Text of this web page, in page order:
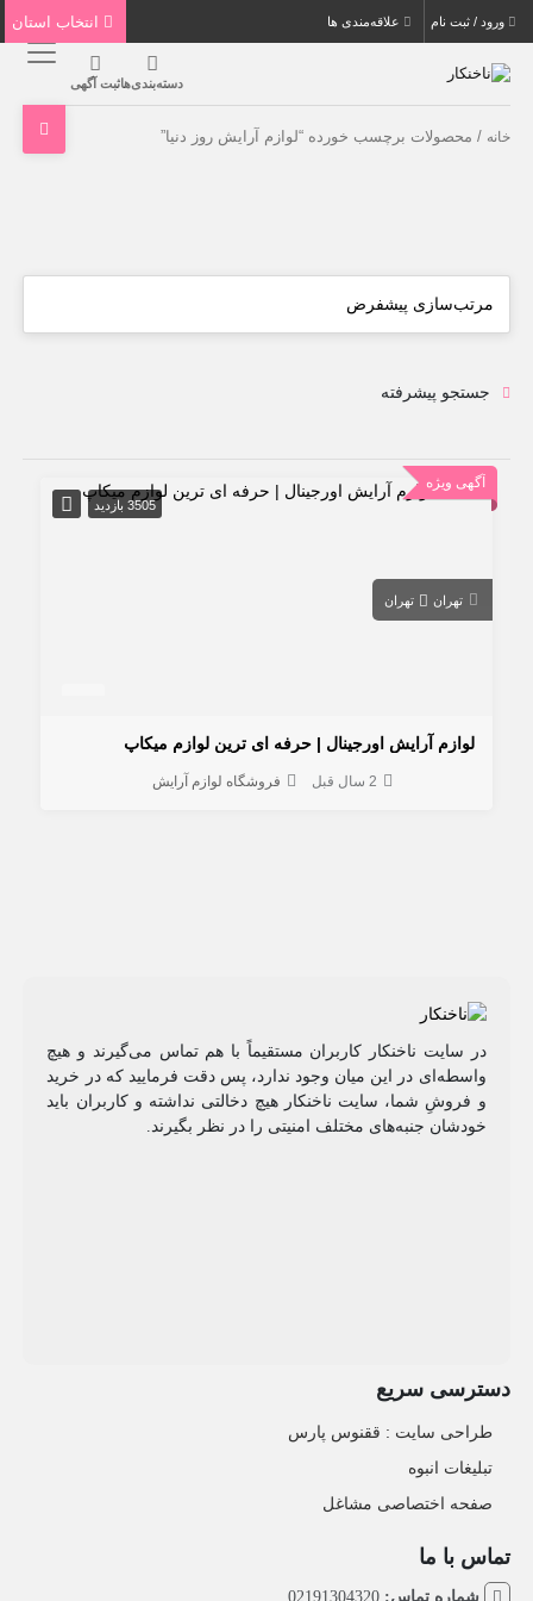
ورود / ثبت نام علاقه‌مندی ها
دسته‌بندی‌هاثبت آگهی
خانه / محصولات برچسب خورده “لوازم آرایش روز دنیا”
جستجو پیشرفته
آگهی ویژه
3505 بازدید
تهران تهران
لوازم آرایش اورجینال | حرفه ای ترین لوازم میکاپ
2 سال قبل فروشگاه لوازم آرایش
در سایت ناخنکار کاربران مستقیماً با هم تماس می‌گیرند و هیچ
واسطه‌ای در این میان وجود ندارد، پس دقت فرمایید که در خرید
و فروشِ شما، سایت ناخنکار هیچ دخالتی نداشته و کاربران باید
خودشان جنبه‌های مختلف امنیتی را در نظر بگیرند.
دسترسی سریع
طراحی سایت :‌ ققنوس پارس
تبلیغات انبوه
صفحه اختصاصی مشاغل
تماس با ما
شماره تماس:02191304320